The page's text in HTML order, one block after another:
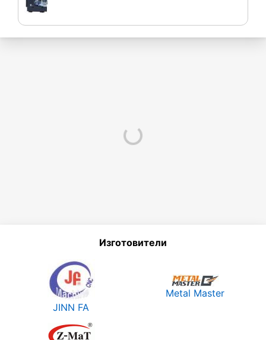
Изготовители
JINN FA
Metal Master